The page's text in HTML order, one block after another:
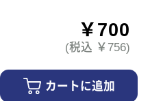
￥700
(税込 ￥756)
カートに追加